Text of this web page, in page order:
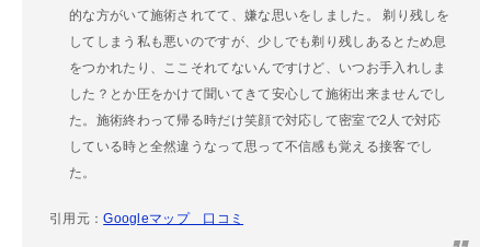
的な方がいて施術されてて、嫌な思いをしました。 剃り残しを
してしまう私も悪いのですが、少しでも剃り残しあるとため息
をつかれたり、ここそれてないんですけど、いつお手入れしま
した？とか圧をかけて聞いてきて安心して施術出来ませんでし
た。施術終わって帰る時だけ笑顔で対応して密室で2人で対応
している時と全然違うなって思って不信感も覚える接客でし
た。
引用元：Googleマップ 口コミ